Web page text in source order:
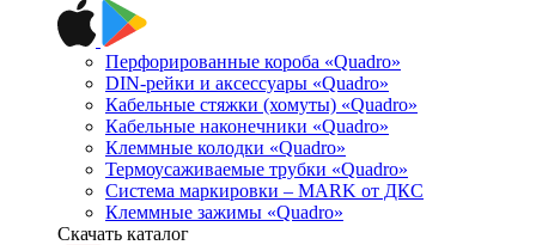
Перфорированные короба «Quadro»
DIN-рейки и аксессуары «Quadro»
Кабельные стяжки (хомуты) «Quadro»
Кабельные наконечники «Quadro»
Клеммные колодки «Quadro»
Термоусаживаемые трубки «Quadro»
Система маркировки – MARK от ДКС
Клеммные зажимы «Quadro»
Скачать каталог